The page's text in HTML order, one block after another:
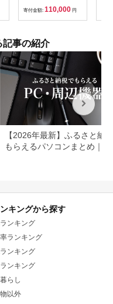
ィスプレイ | パソコン
機器 日用品 人気 おす
すめ 送料無料
寄付金額: 110,000 円
記事の紹介
【2026年最新】ふるさと納
もらえるパソコンまとめ｜還
キングから探す
ランキング
ランキング
ンキング
ンキング
らし
以外